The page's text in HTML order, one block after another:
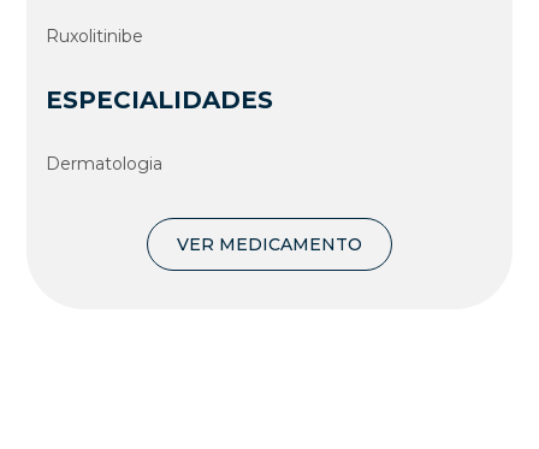
Ruxolitinibe
ESPECIALIDADES
Dermatologia
VER MEDICAMENTO